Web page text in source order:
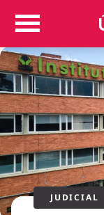
Colombia
Judicial
Politica
Regiones
Deportes
Positivas
Entretenimiento
Vida
Mundo
JUDICIAL